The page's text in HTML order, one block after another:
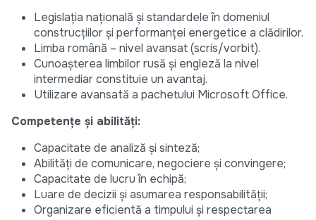
Legislația națională și standardele în domeniul
construcțiilor și performanței energetice a clădirilor.
Limba română – nivel avansat (scris/vorbit).
Cunoașterea limbilor rusă și engleză la nivel
intermediar constituie un avantaj.
Utilizare avansată a pachetului Microsoft Office.
Competențe și abilități:
Capacitate de analiză și sinteză;
Abilități de comunicare, negociere și convingere;
Capacitate de lucru în echipă;
Luare de decizii și asumarea responsabilității;
Organizare eficientă a timpului și respectarea